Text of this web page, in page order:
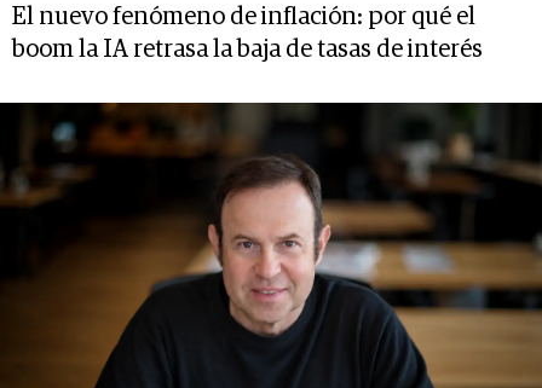
El nuevo fenómeno de inflación: por qué el
boom la IA retrasa la baja de tasas de interés